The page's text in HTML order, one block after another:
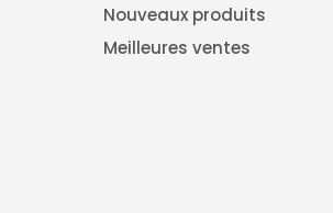
Nouveaux produits
Meilleures ventes